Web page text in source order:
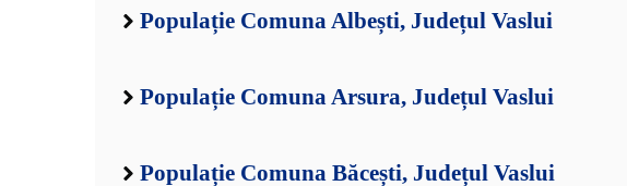
Populație Comuna Albești, Județul Vaslui
Populație Comuna Arsura, Județul Vaslui
Populație Comuna Băcești, Județul Vaslui